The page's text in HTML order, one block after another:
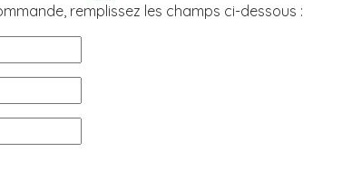
remplissez les champs ci-dessous :